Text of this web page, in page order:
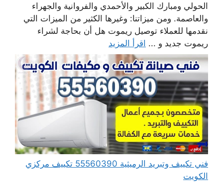
الحولي ومبارك الكبير والأحمدي والفروانية والجهراء
والعاصمة. ومن ميزاتنا: وغيرها الكثير من الميزات التي
نقدمها للعملاء توصيل ريموت هل أن بحاجة لشراء
ريموت جديد و ... اقرأ المزيد
فني تكييف وتبريد الرميثية 55560390 تكييف مركزي
الكويت